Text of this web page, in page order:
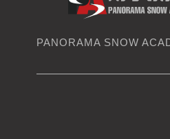
PANORAMA SNOW